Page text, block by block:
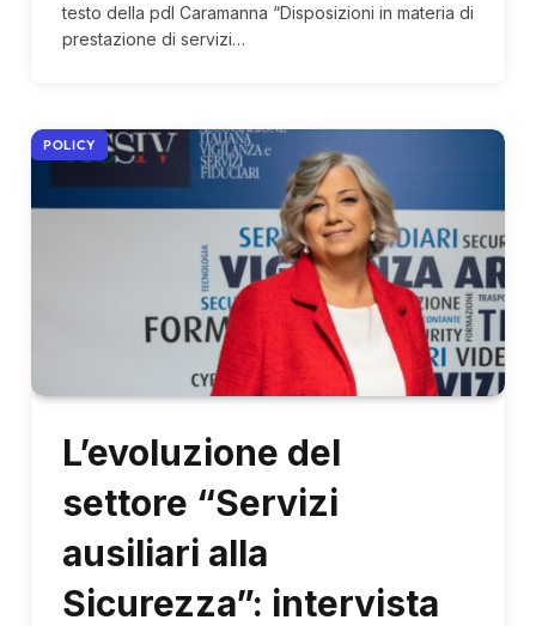
testo della pdl Caramanna “Disposizioni in materia di
prestazione di servizi…
POLICY
L’evoluzione del
settore “Servizi
ausiliari alla
Sicurezza”: intervista